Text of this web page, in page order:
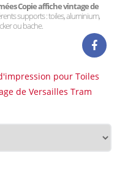
Copie affiche vintage de
supports : toiles, aluminium,
ou bache.
pour Toiles
de Versailles Tram